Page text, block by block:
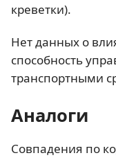
креветки).
Нет данных о
способность
транспортными
Аналоги
Совпадения по